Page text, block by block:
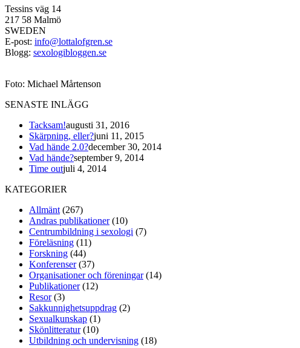
Tessins väg 14
217 58 Malmö
SWEDEN
E-post: info@lottalofgren.se
Blogg: sexologibloggen.se
Foto: Michael Mårtenson
SENASTE INLÄGG
Tacksam!augusti 31, 2016
Skärpning, eller?juni 11, 2015
Vad hände 2.0?december 30, 2014
Vad hände?september 9, 2014
Time outjuli 4, 2014
KATEGORIER
Allmänt (267)
Andras publikationer(10)
Centrumbildning i sexologi (7)
Föreläsning (11)
Forskning (44)
Konferenser(37)
Organisationer och föreningar(14)
Publikationer(12)
Resor(3)
Sakkunnighetsuppdrag (2)
Sexualkunskap (1)
Skönlitteratur(10)
Utbildning och undervisning (18)